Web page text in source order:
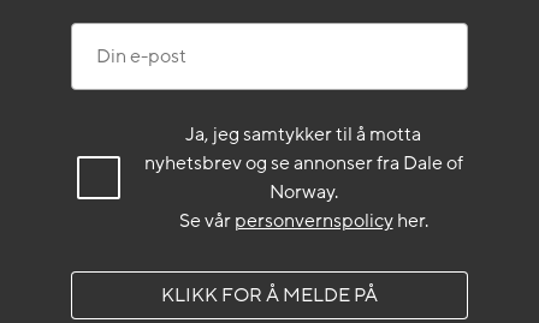
Ja, jeg samtykker til å motta
nyhetsbrev og se annonser fra Dale of
Norway.
Se vårpersonvernspolicyher.
KLIKK FOR Å MELDE PÅ